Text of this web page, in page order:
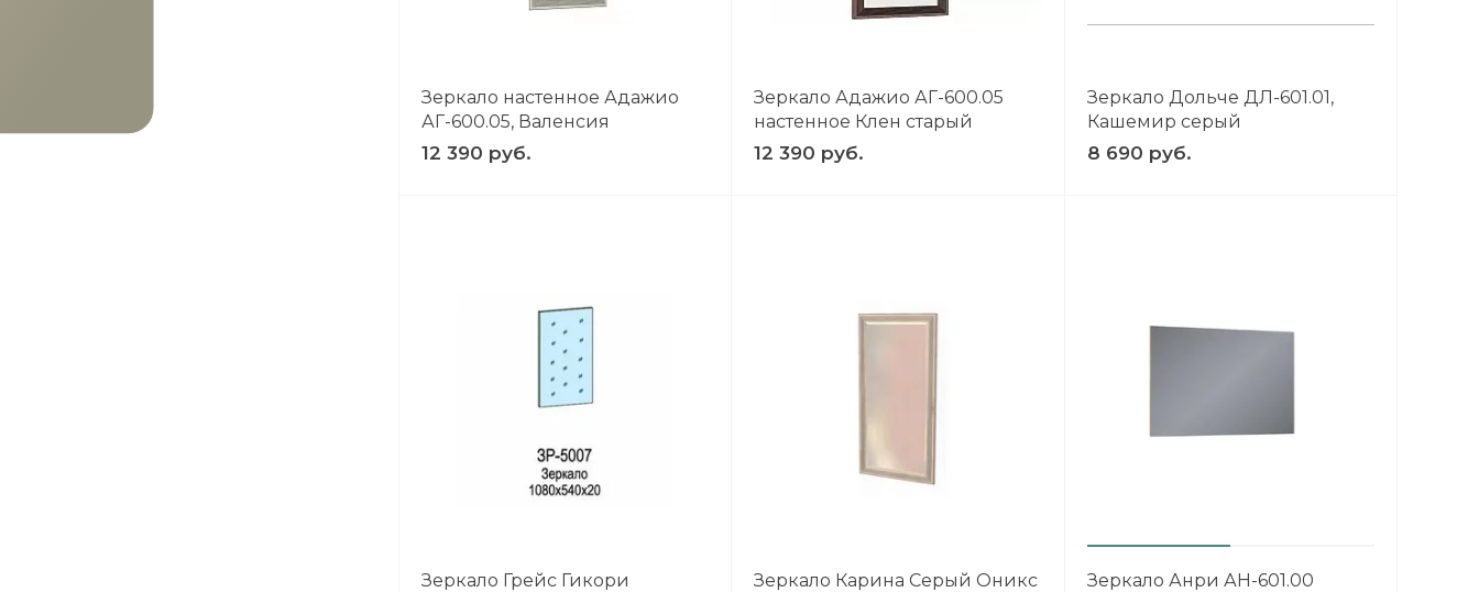
Зеркало настенное Адажио
АГ-600.05, Валенсия
12 390 руб.
Зеркало Адажио АГ-600.05
настенное Клен старый
12 390 руб.
Зеркало Дольче ДЛ-601.01,
Кашемир серый
8 690 руб.
Зеркало Грейс Гикори
Зеркало Карина Серый Оникс
Зеркало Анри АН-601.00